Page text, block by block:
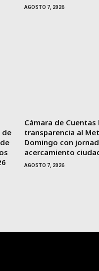
AGOSTO 7, 2026
de
Cámara de Cuentas
transparencia al
Domingo con
acercamiento
AGOSTO 7, 2026